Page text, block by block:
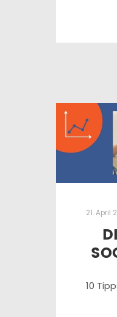
21. April
10